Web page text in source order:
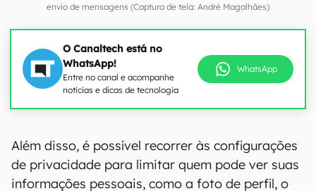
envio de mensagens (Captura de tela: André Magalhães)
O Canaltech está no
WhatsApp!
Entre no canal e acompanhe
notícias e dicas de tecnologia
WhatsApp